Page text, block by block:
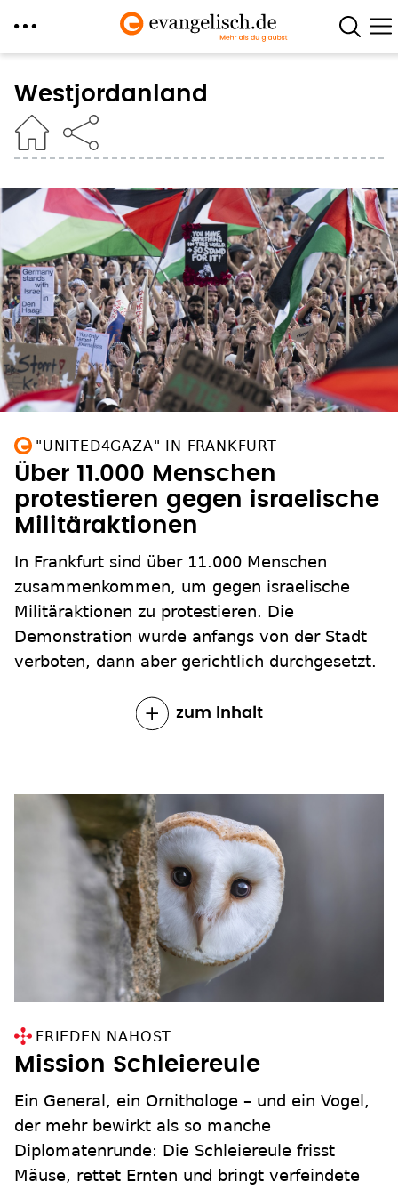
zum
Inhalt
Westjordanland
"UNITED4GAZA" IN FRANKFURT
Über 11.000 Menschen
protestieren gegen israelische
Militäraktionen
In Frankfurt sind über 11.000 Menschen
zusammenkommen, um gegen israelische
Militäraktionen zu protestieren. Die
Demonstration wurde anfangs von der Stadt
verboten, dann aber gerichtlich durchgesetzt.
zum Inhalt
FRIEDEN NAHOST
Mission Schleiereule
Ein General, ein Ornithologe – und ein Vogel,
der mehr bewirkt als so manche
Diplomatenrunde: Die Schleiereule frisst
Mäuse, rettet Ernten und bringt verfeindete